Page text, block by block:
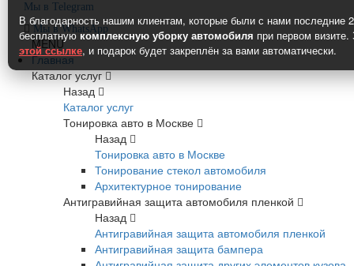
В благодарность нашим клиентам, которые были с нами последние
бесплатнуюкомплексную уборку автомобиля при первом
этой ссылке, и подарок будет закреплён за вами автоматически.
Мы в Telegram
Мы в WhatsApp
MENU
Главная
Каталог услуг
Назад
Каталог услуг
Тонировка авто в Москве
Назад
Тонировка авто в Москве
Тонирование стекол автомобиля
Архитектурное тонирование
Антигравийная защита автомобиля пленкой
Назад
Антигравийная защита автомобиля пленкой
Антигравийная защита бампера